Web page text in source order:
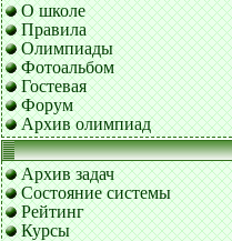
О школе
Правила
Олимпиады
Фотоальбом
Гостевая
Форум
Архив олимпиад
Архив задач
Состояние системы
Рейтинг
Курсы